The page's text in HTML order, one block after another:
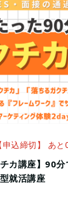
申込締切】 あと
チカ講座】90
就活講座